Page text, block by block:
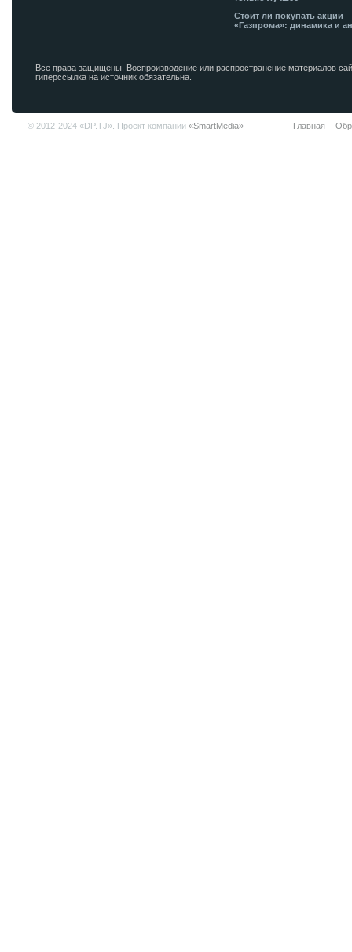
Стоит ли покупать акции
«Газпрома»: динамика и
Все права защищены. Воспроизводение или распространение материалов
гиперссылка на источник обязательна.
© 2012-2024 «DP.TJ». Проект компании «SmartMedia» Главная